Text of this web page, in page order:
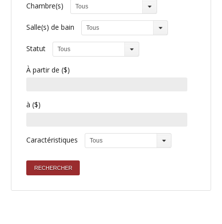
Chambre(s) Tous
Salle(s) de bain Tous
Statut Tous
À partir de ($)
à ($)
Caractéristiques Tous